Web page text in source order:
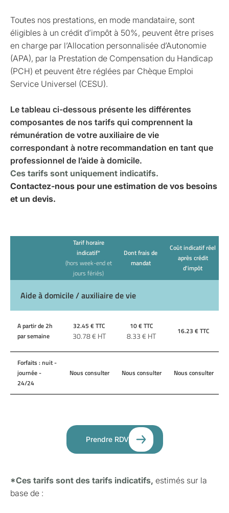
Toutes nos prestations, en mode mandataire, sont
éligibles à un crédit d’impôt à 50%, peuvent être prises
en charge par l’Allocation personnalisée d’Autonomie
(APA), par la Prestation de Compensation du Handicap
(PCH) et peuvent être réglées par Chèque Emploi
Service Universel (CESU).
Le tableau ci-dessous présente les différentes
composantes de nos tarifs qui comprennent la
rémunération de votre auxiliaire de vie
correspondant à notre recommandation en tant que
professionnel de l’aide à domicile.
Ces tarifs sont uniquement indicatifs.
Contactez-nous pour une estimation de vos besoins
et un devis.
Tarif horaire
indicatif*
(hors week-end et
jours fériés)
Dont frais de
mandat
Coût indicatif réel
après crédit
d'impôt
Aide à domicile / auxiliaire de vie
A partir de 2h
par semaine
32.45 € TTC
30.78€ HT
10€ TTC
8.33€ HT 16.23 € TTC
Forfaits : nuit -
journée -
24/24
Nous consulter Nous consulter Nous consulter
Prendre RDV
*Ces tarifs sont des tarifs indicatifs, estimés sur la
base de :